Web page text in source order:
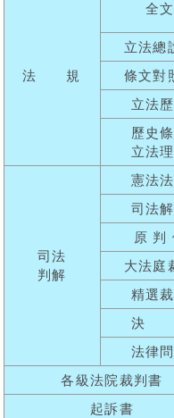
法 規
全文
立法總
條文對
立法
歷史
立法
司法
判解
憲法
司法
原 判
大法庭
精選裁
決
法律
各級法院裁判書
起訴書